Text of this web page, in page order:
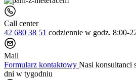
Call center
42 680 38 51 codziennie w godz. 8:00-
Mail
Formularz kontaktowy Nasi konsultanci
dni w tygodniu